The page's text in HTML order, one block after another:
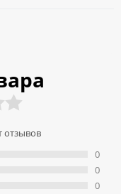
отзывов
0
0
0